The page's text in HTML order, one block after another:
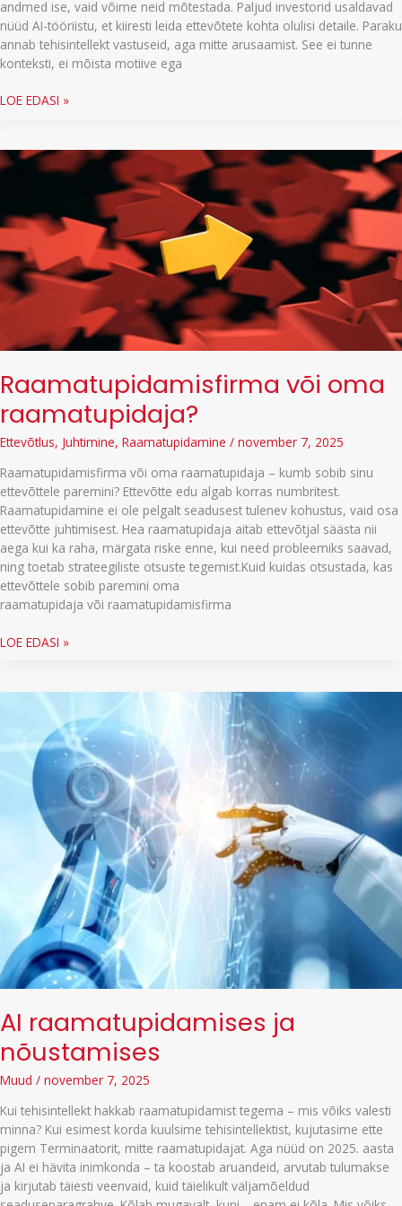
andmed ise, vaid võime neid mõtestada. Paljud investorid usaldavad
nüüd AI-tööriistu, et kiiresti leida ettevõtete kohta olulisi detaile. Paraku
annab tehisintellekt vastuseid, aga mitte arusaamist. See ei tunne
konteksti, ei mõista motiive ega
Kuidas
numbreid
lahti
LOE EDASI »
Raamatupidamisfirma või oma
raamatupidaja?
Ettevõtlus, Juhtimine, Raamatupidamine / november 7, 2025
Raamatupidamisfirma või oma raamatupidaja – kumb sobib sinu
ettevõttele paremini? Ettevõtte edu algab korras numbritest.
Raamatupidamine ei ole pelgalt seadusest tulenev kohustus, vaid osa
ettevõtte juhtimisest. Hea raamatupidaja aitab ettevõtjal säästa nii
aega kui ka raha, märgata riske enne, kui need probleemiks saavad,
ning toetab strateegiliste otsuste tegemist.Kuid kuidas otsustada, kas
ettevõttele sobib paremini oma
raamatupidaja või raamatupidamisfirma
Raamatupidamisfirma
raamatupidaja?
LOE EDASI »
AI raamatupidamises ja
nõustamises
Muud / november 7, 2025
Kui tehisintellekt hakkab raamatupidamist tegema – mis võiks valesti
minna? Kui esimest korda kuulsime tehisintellektist, kujutasime ette
pigem Terminaatorit, mitte raamatupidajat. Aga nüüd on 2025. aasta
ja AI ei hävita inimkonda – ta koostab aruandeid, arvutab tulumakse
ja kirjutab täiesti veenvaid, kuid täielikult väljamõeldud